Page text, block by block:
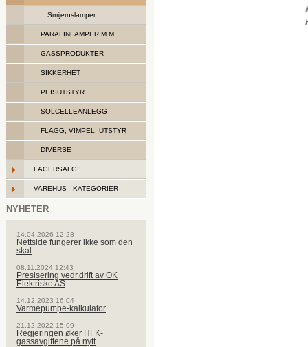
Smijernslamper
PARAFINLAMPER M.M.
GASSPRODUKTER
SIKKERHET
PEISUTSTYR
SOLCELLEANLEGG
FLAGG, VIMPEL, UTSTYR
DIVERSE
LAGERSALG!!
VAREHUS - KATEGORIER
NYHETER
14.04.2026 12:28
Nettside fungerer ikke som den
skal
08.11.2024 12:43
Presisering vedr.drift av OK
Elektriske AS
14.12.2023 16:04
Varmepumpe-kalkulator
21.12.2022 15:09
Regjeringen øker HFK-
gassavgiftene på nytt